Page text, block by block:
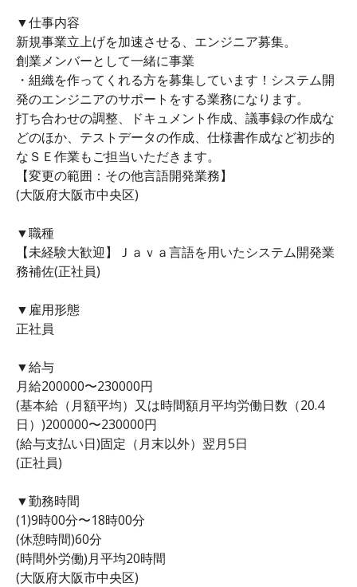
▼仕事内容
新規事業立上げを加速させる、エンジニア募集。
創業メンバーとして一緒に事業
・組織を作ってくれる方を募集しています！システム開
発のエンジニアのサポートをする業務になります。
打ち合わせの調整、ドキュメント作成、議事録の作成な
どのほか、テストデータの作成、仕様書作成など初歩的
なＳＥ作業もご担当いただきます。
【変更の範囲：その他言語開発業務】
(大阪府大阪市中央区)
▼職種
【未経験大歓迎】Ｊａｖａ言語を用いたシステム開発業
務補佐(正社員)
▼雇用形態
正社員
▼給与
月給200000〜230000円
(基本給（月額平均）又は時間額月平均労働日数（20.4
日）)200000〜230000円
(給与支払い日)固定（月末以外）翌月5日
(正社員)
▼勤務時間
(1)9時00分〜18時00分
(休憩時間)60分
(時間外労働)月平均20時間
(大阪府大阪市中央区)